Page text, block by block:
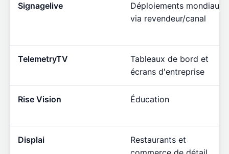
Signagelive
Déploiements mondiaux
via revendeur/canal
TelemetryTV
Tableaux de bord et
écrans d'entreprise
Rise Vision Éducation
Displai
Restaurants et